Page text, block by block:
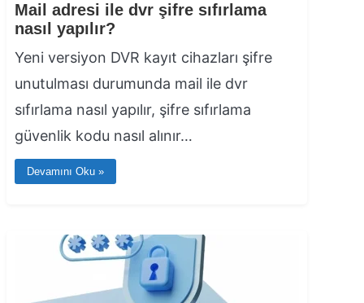
Mail adresi ile dvr şifre sıfırlama
nasıl yapılır?
Yeni versiyon DVR kayıt cihazları şifre
unutulması durumunda mail ile dvr
sıfırlama nasıl yapılır, şifre sıfırlama
güvenlik kodu nasıl alınır…
Devamını Oku »